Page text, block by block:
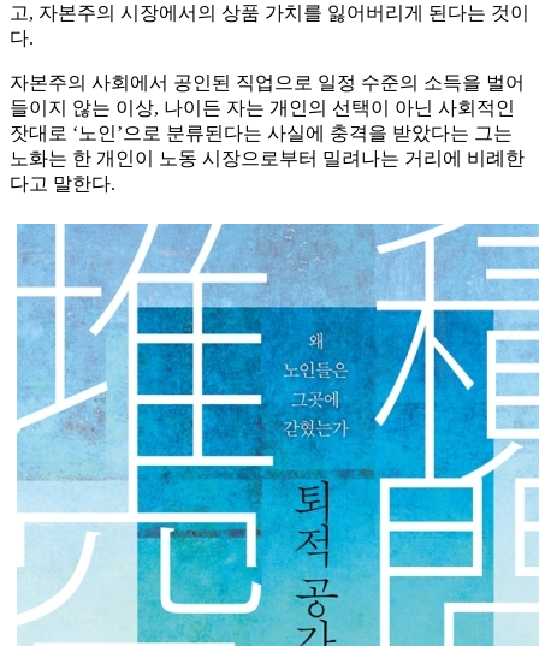
고, 자본주의 시장에서의 상품 가치를 잃어버리게 된다는 것이
다.
자본주의 사회에서 공인된 직업으로 일정 수준의 소득을 벌어
들이지 않는 이상, 나이든 자는 개인의 선택이 아닌 사회적인
잣대로 ‘노인’으로 분류된다는 사실에 충격을 받았다는 그는
노화는 한 개인이 노동 시장으로부터 밀려나는 거리에 비례한
다고 말한다.